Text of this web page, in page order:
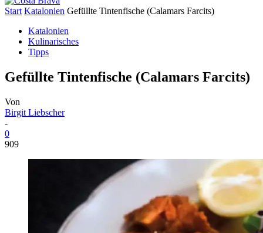
Start Katalonien Gefüllte Tintenfische (Calamars Farcits)
Katalonien
Kulinarisches
Tipps
Gefüllte Tintenfische (Calamars Farcits)
Von
Birgit Liebscher
-
0
909